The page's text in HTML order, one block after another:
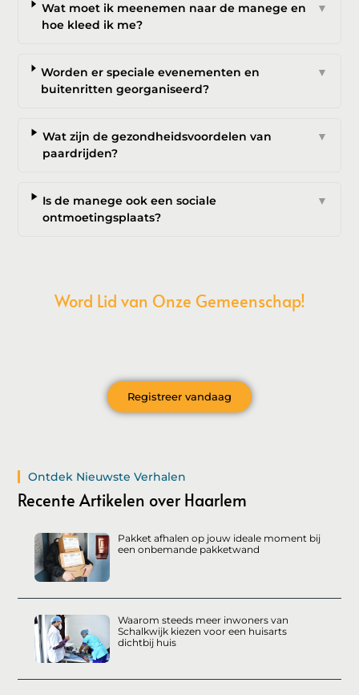
Wat moet ik meenemen naar de manege en
hoe kleed ik me?
▼
Worden er speciale evenementen en
buitenritten georganiseerd?
▼
Wat zijn de gezondheidsvoordelen van
paardrijden?
▼
Is de manege ook een sociale
ontmoetingsplaats?
▼
Word Lid van Onze Gemeenschap!
Registreer vandaag
Ontdek Nieuwste Verhalen
Recente Artikelen over Haarlem
Pakket afhalen op jouw ideale moment bij
een onbemande pakketwand
Waarom steeds meer inwoners van
Schalkwijk kiezen voor een huisarts
dichtbij huis